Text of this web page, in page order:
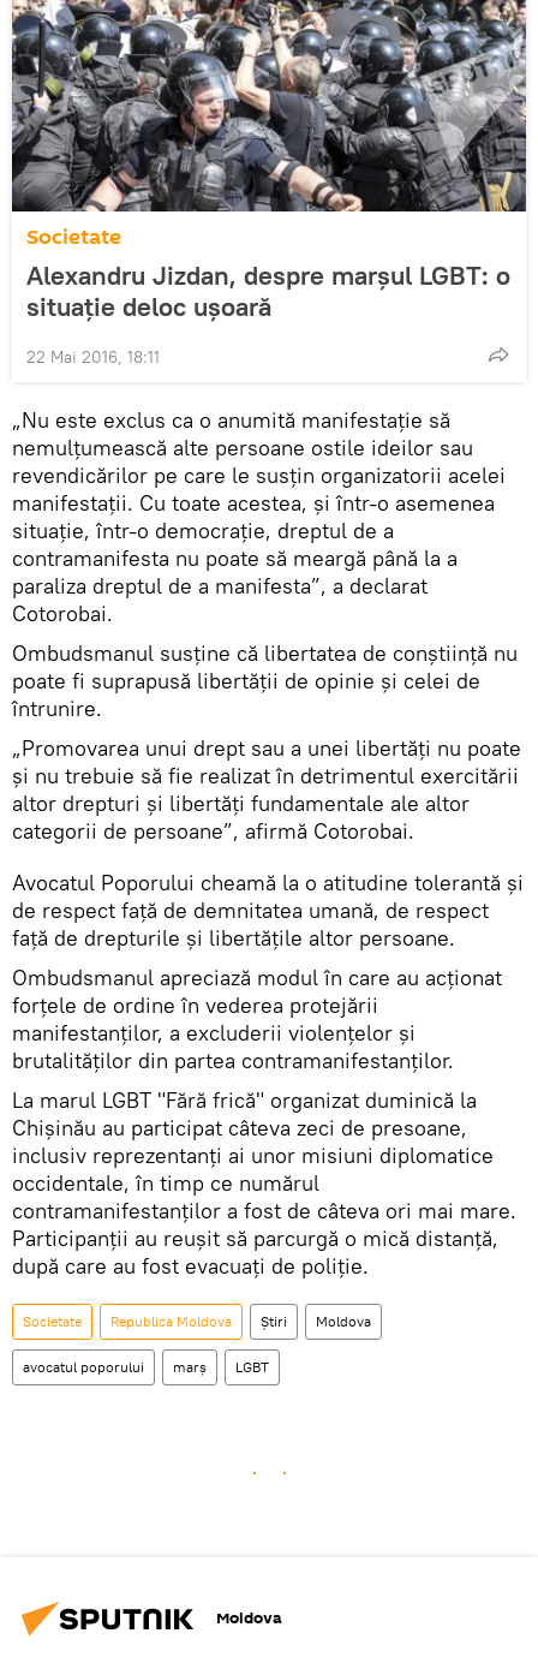
Societate
Alexandru Jizdan, despre marșul LGBT: o
situație deloc ușoară
22 Mai 2016, 18:11
„Nu este exclus ca o anumită manifestaţie să
nemulţumească alte persoane ostile ideilor sau
revendicărilor pe care le susţin organizatorii acelei
manifestaţii. Cu toate acestea, şi într-o asemenea
situaţie, într-o democraţie, dreptul de a
contramanifesta nu poate să meargă până la a
paraliza dreptul de a manifesta”, a declarat
Cotorobai.
Ombudsmanul susţine că libertatea de conştiinţă nu
poate fi suprapusă libertăţii de opinie şi celei de
întrunire.
„Promovarea unui drept sau a unei libertăţi nu poate
şi nu trebuie să fie realizat în detrimentul exercitării
altor drepturi şi libertăţi fundamentale ale altor
categorii de persoane”, afirmă Cotorobai.
Avocatul Poporului cheamă la o atitudine tolerantă şi
de respect faţă de demnitatea umană, de respect
faţă de drepturile şi libertăţile altor persoane.
Ombudsmanul apreciază modul în care au acţionat
forţele de ordine în vederea protejării
manifestanţilor, a excluderii violenţelor şi
brutalităţilor din partea contramanifestanţilor.
La marul LGBT "Fără frică" organizat duminică la
Chișinău au participat câteva zeci de presoane,
inclusiv reprezentanți ai unor misiuni diplomatice
occidentale, în timp ce numărul
contramanifestanților a fost de câteva ori mai mare.
Participanții au reușit să parcurgă o mică distanță,
după care au fost evacuați de poliție.
Societate Republica Moldova Știri Moldova
avocatul poporului marş LGBT
Moldova